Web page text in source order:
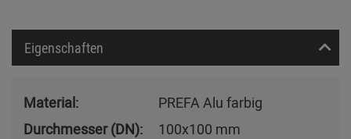
Eigenschaften
Material:
PREFA Alu farbig
Durchmesser (DN):
100x100 mm